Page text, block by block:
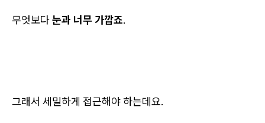
무엇보다눈과 너무 가깝죠.
그래서 세밀하게 접근해야 하는데요.